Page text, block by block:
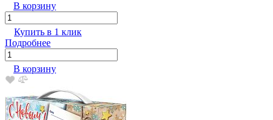
В корзину
Купить в 1 клик
Подробнее
В корзину